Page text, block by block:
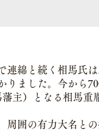
連綿と続く相馬氏
りました。今から
主）となる相馬重
周囲の有力大名と